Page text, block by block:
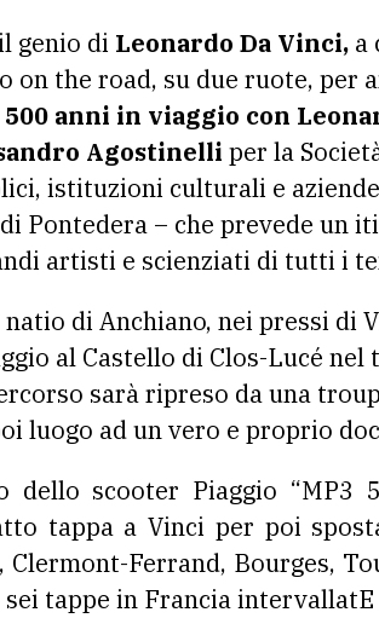
genio di Leonardo Da Vinci, a
on the road, su due ruote, per
500 anni in viaggio con
Agostinelli per la
istituzioni culturali e
Pontedera – che prevede un
artisti e scienziati di tutti i
di Anchiano, nei pressi di
al Castello di Clos-Lucé
sarà ripreso da una
luogo ad un vero e proprio
scooter Piaggio “MP3
tappa a Vinci per poi
Ferrand, Bourges,
sei tappe in Francia